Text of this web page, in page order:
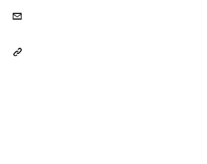
EMAIL
COPY